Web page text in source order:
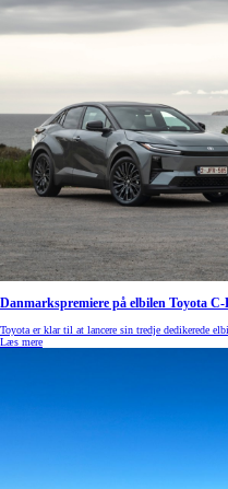
Danmarkspremiere på elbilen Toyota
Toyota er klar til at lancere sin tredje dedikerede
Læs mere